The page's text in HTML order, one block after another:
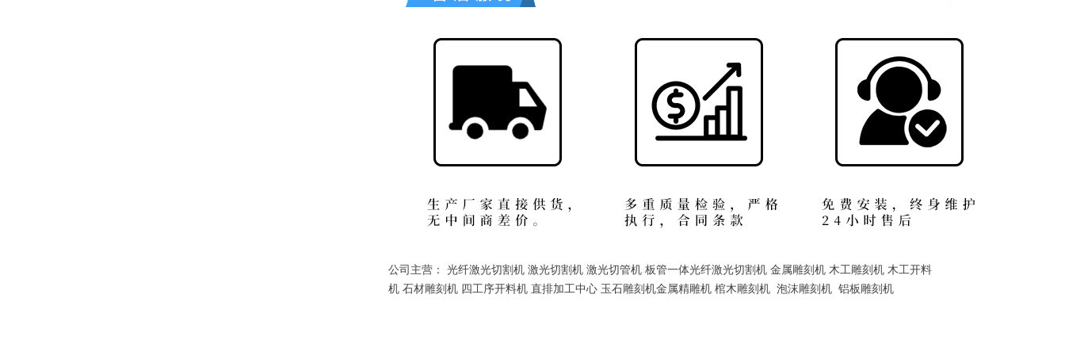
公司主营： 光纤激光切割机 激光切割机 激光切管机 板管一体光纤激光切割机 金属雕刻机 木工雕刻机 木工开料
机 石材雕刻机 四工序开料机 直排加工中心 玉石雕刻机金属精雕机 棺木雕刻机 泡沫雕刻机 铝板雕刻机